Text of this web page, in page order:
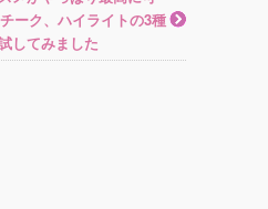
ーク、ハイライトの3種
してみました